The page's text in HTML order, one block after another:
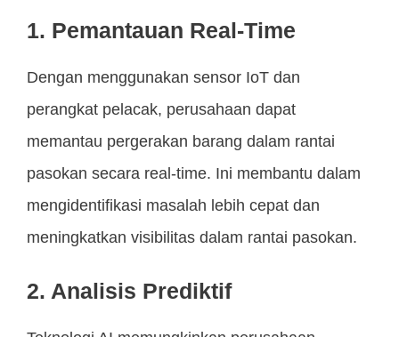
1. Pemantauan Real-Time
Dengan menggunakan sensor IoT dan
perangkat pelacak, perusahaan dapat
memantau pergerakan barang dalam rantai
pasokan secara real-time. Ini membantu dalam
mengidentifikasi masalah lebih cepat dan
meningkatkan visibilitas dalam rantai pasokan.
2. Analisis Prediktif